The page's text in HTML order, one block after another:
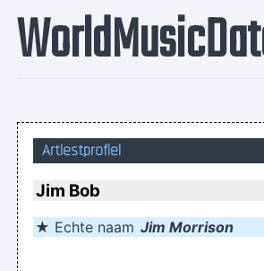
I was only 21 I was just trying
Artiestprofiel
Jim Bob
★ Echte naam Jim Morrison